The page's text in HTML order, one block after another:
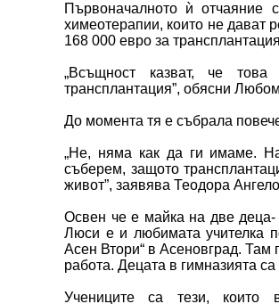
Първоначалното ѝ отчаяние
химеотерапии, които не дават
168 000 евро за
„Всъщност казват, че
трансплантация”, обясни
До момента тя е събрала
„Не, няма как да ги имаме.
съберем, защото
живот”, заявява Теодора
Освен че е майка на две деца-
Люси е и любимата учителка
Асен Втори“ в Асеновград. Там
работа. Децата в гимназията
Учениците са тези, които